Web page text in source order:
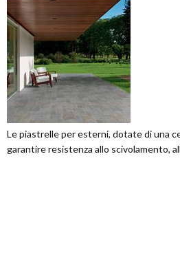
Le piastrelle per esterni, dotate di una
garantire resistenza allo scivolamento,